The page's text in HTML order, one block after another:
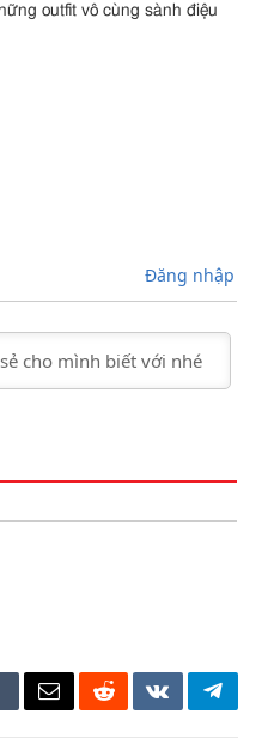
outfit vô cùng sành điệu
Đăng nhập
EmailRedditVKontakte